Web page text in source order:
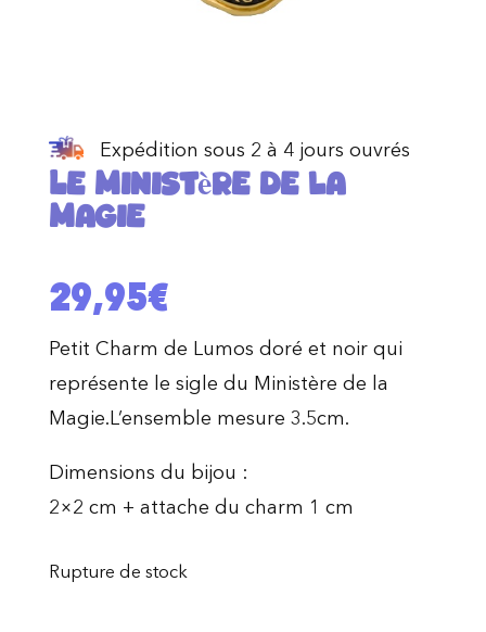
Expédition sous 2 à 4 jours ouvrés
Le Ministère de la
Magie
29,95€
Petit Charm de Lumos doré et noir qui
représente le sigle du Ministère de la
Magie.L’ensemble mesure 3.5cm.
Dimensions du bijou :
2×2 cm + attache du charm 1 cm
Rupture de stock